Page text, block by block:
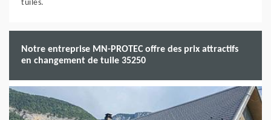
tuiles.
Notre entreprise MN-PROTEC offre des prix attractifs
en changement de tuile 35250